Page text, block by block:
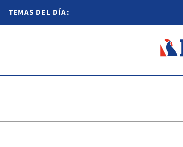
TEMAS DEL DÍA: